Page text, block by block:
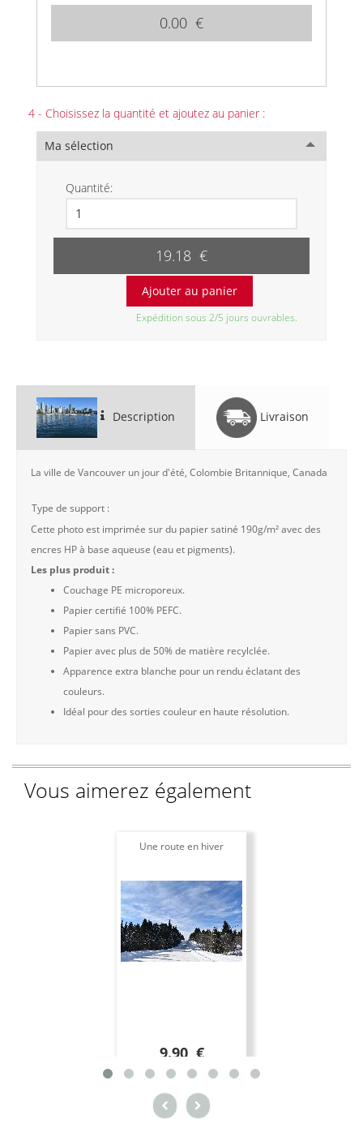
0.00 €
4 - Choisissez la quantité et ajoutez au panier :
Ma sélection
Quantité:
19.18 €
Expédition sous 2/5 jours ouvrables.
Description Livraison
La ville de Vancouver un jour d'été, Colombie Britannique, Canada
Type de support :
Cette photo est imprimée sur du papier satiné 190g/m² avec des
encres HP à base aqueuse (eau et pigments).
Les plus produit :
Couchage PE microporeux.
Papier certifié 100% PEFC.
Papier sans PVC.
Papier avec plus de 50% de matière recylclée.
Apparence extra blanche pour un rendu éclatant des
couleurs.
Idéal pour des sorties couleur en haute résolution.
Vous aimerez également
Une route en hiver
9.90 €